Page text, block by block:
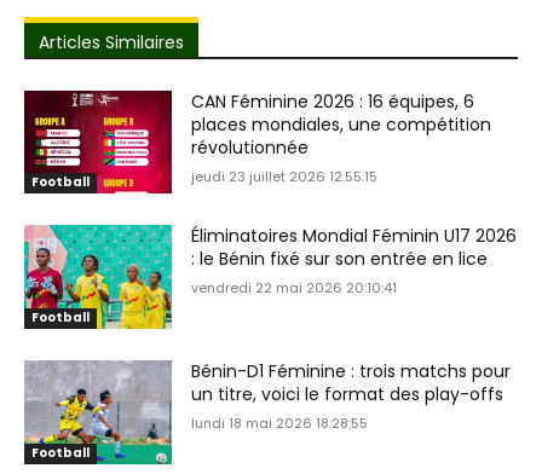
Articles Similaires
Football
CAN Féminine 2026 : 16 équipes, 6
places mondiales, une compétition
révolutionnée
jeudi 23 juillet 2026 12:55:15
Football
Éliminatoires Mondial Féminin U17 2026
: le Bénin fixé sur son entrée en lice
vendredi 22 mai 2026 20:10:41
Football
Bénin-D1 Féminine : trois matchs pour
un titre, voici le format des play-offs
lundi 18 mai 2026 18:28:55